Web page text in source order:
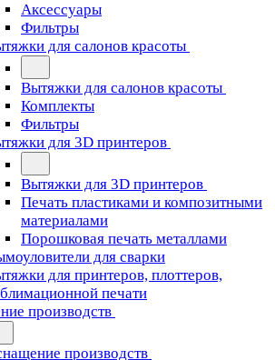
Аксессуары
Фильтры
для салонов красоты
Вытяжки для салонов красоты
Комплекты
Фильтры
для 3D принтеров
Вытяжки для 3D принтеров
Печать пластиками и композитными
материалами
Порошковая печать металлами
для сварки
для принтеров, плоттеров,
печати
производств
производств